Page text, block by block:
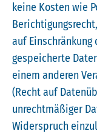
keine Kosten wie
auf
gespeicherte
einem anderen
(Recht auf
unrechtmäßiger
Widerspruch